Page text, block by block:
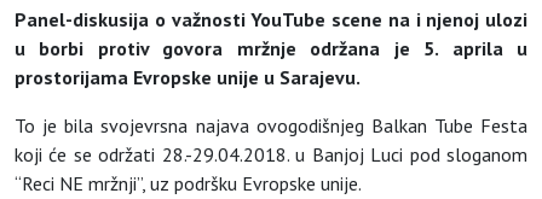
Panel-diskusija o važnosti YouTube scene na i njenoj ulozi
u borbi protiv govora mržnje održana je 5. aprila u
prostorijama Evropske unije u Sarajevu.
To je bila svojevrsna najava ovogodišnjeg Balkan Tube Festa
koji će se održati 28.-29.04.2018. u Banjoj Luci pod sloganom
“Reci NE mržnji”, uz podršku Evropske unije.